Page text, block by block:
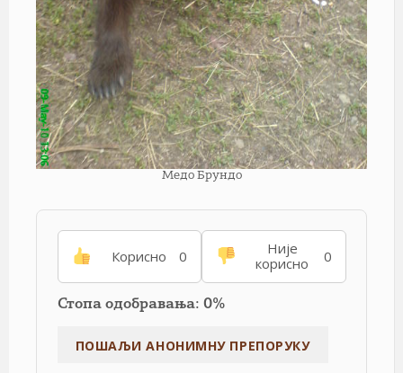
Медо Брундо
Корисно 0
Није
корисно
0
Стопа одобравања: 0%